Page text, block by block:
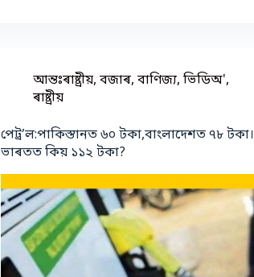
আন্তঃৰাষ্ট্ৰীয়,বজাৰ,বাণিজ্য,ভিডিঅ',
ৰাষ্ট্ৰীয়
পেট্ৰ’ল:পাকিস্তানত ৬০ টকা,বাংলাদেশত ৭৮ টকা।
ভাৰতত কিয় ১১২ টকা?